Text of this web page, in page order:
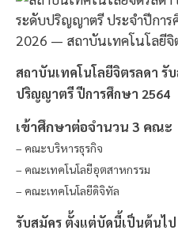
สถาบันเทคโนโลยีจิตรลดา รั
ปริญญาตรี ปีการศึกษา 2564
เข้าศึกษาต่อจำนวน 3 คณะ
– คณะบริหารธุรกิจ
– คณะเทคโนโลยีอุตสาหกรรม
– คณะเทคโนโลยีดิจิทัล
รับสมัคร ตั้งแต่บัดนี้เป็นต้นไป